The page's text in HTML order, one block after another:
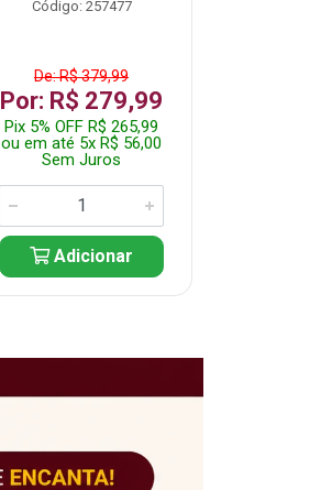
Código: 257477
De: R$ 379,99
Por: R$ 279,99
Pix 5% OFF R$ 265,99
ou em até 5x R$ 56,00
Sem Juros
Adicionar